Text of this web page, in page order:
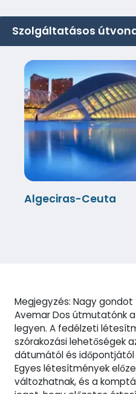
Szolgáltatásos
Algeciras-Ceuta
Megjegyzés: Nagy
Avemar Dos útmutatónk
legyen. A fedélzeti
szórakozási lehetőségek
dátumától és
Egyes létesítmények
változhatnak, és a